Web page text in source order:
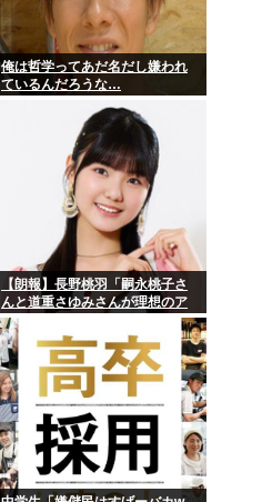
俺は哲学ってあだ名だし嫌われ
ているんだろうな…
【朗報】長野桃羽「嗣永桃子さ
んと道重さゆみさんが理想のア
イドル像」